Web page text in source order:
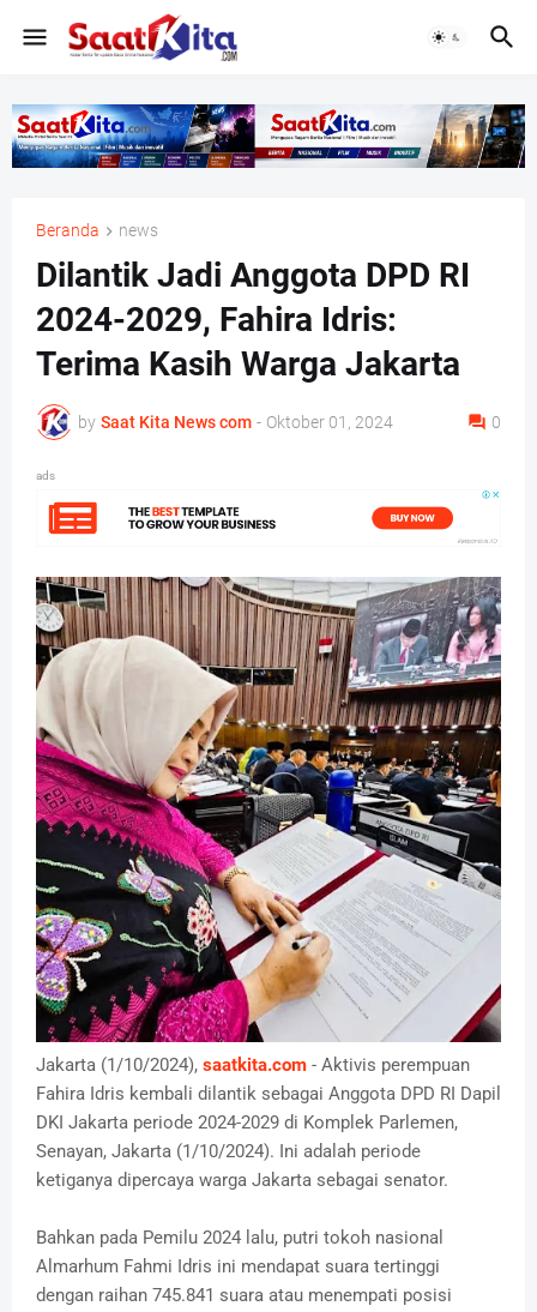
Beranda news
Dilantik Jadi Anggota DPD RI
2024-2029, Fahira Idris:
Terima Kasih Warga Jakarta
by Saat Kita News com - Oktober 01, 2024 0
ads
Jakarta (1/10/2024), saatkita.com - Aktivis perempuan
Fahira Idris kembali dilantik sebagai Anggota DPD RI Dapil
DKI Jakarta periode 2024-2029 di Komplek Parlemen,
Senayan, Jakarta (1/10/2024). Ini adalah periode
ketiganya dipercaya warga Jakarta sebagai senator.
Bahkan pada Pemilu 2024 lalu, putri tokoh nasional
Almarhum Fahmi Idris ini mendapat suara tertinggi
dengan raihan 745.841 suara atau menempati posisi